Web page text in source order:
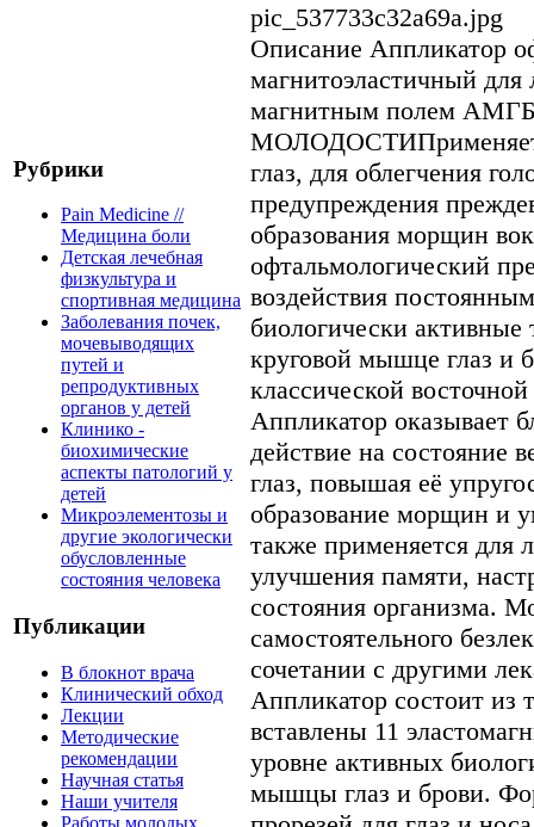
Рубрики
Pain Medicine //
Медицина боли
Детская лечебная
физкультура и
спортивная медицина
Заболевания почек,
мочевыводящих
путей и
репродуктивных
органов у детей
Клинико -
биохимические
аспекты патологий у
детей
Микроэлементозы и
другие экологически
обусловленные
состояния человека
Публикации
В блокнот врача
Клинический обход
Лекции
Методические
рекомендации
Научная статья
Наши учителя
Работы молодых
pic_537733c32a69a.jpg
Описание Аппликатор
магнитоэластичный
магнитным полем
глаз, для облегчения
предупреждения
образования морщин
офтальмологический
воздействия
биологически
круговой мышце глаз и
классической
Аппликатор оказывает
действие на состояние
глаз, повышая её
образование морщин и
также применяется для
улучшения памяти,
состояния организма.
самостоятельного
сочетании с другими
Аппликатор состоит из
вставлены 11
уровне активных
мышцы глаз и брови.